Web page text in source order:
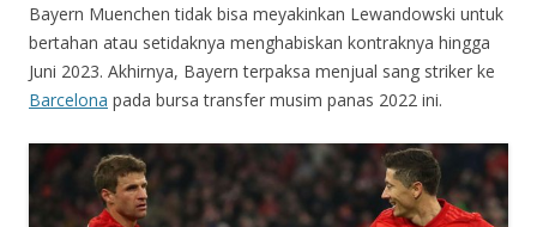
Bayern Muenchen tidak bisa meyakinkan Lewandowski untuk
bertahan atau setidaknya menghabiskan kontraknya hingga
Juni 2023. Akhirnya, Bayern terpaksa menjual sang striker ke
Barcelona pada bursa transfer musim panas 2022 ini.